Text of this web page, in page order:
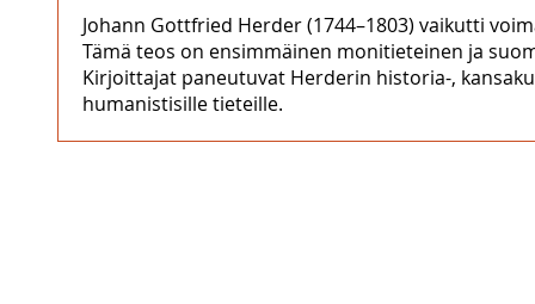
the
images
gallery
Johann Gottfried Herder (1744–1803) vaikutti
Tämä teos on ensimmäinen monitieteinen ja
Kirjoittajat paneutuvat Herderin historia-,
humanistisille tieteille.